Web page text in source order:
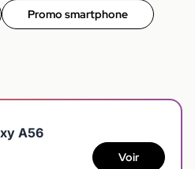
Promo smartphone
A56
Voir